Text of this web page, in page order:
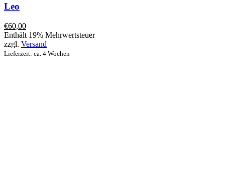
Leo
€60,00
Enthält 19% Mehrwertsteuer
zzgl. Versand
Lieferzeit: ca. 4 Wochen